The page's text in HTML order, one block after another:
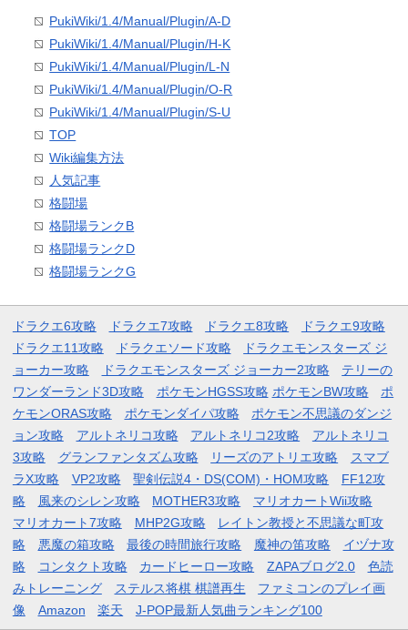
PukiWiki/1.4/Manual/Plugin/A-D
PukiWiki/1.4/Manual/Plugin/H-K
PukiWiki/1.4/Manual/Plugin/L-N
PukiWiki/1.4/Manual/Plugin/O-R
PukiWiki/1.4/Manual/Plugin/S-U
TOP
Wiki編集方法
人気記事
格闘場
格闘場ランクB
格闘場ランクD
格闘場ランクG
ドラクエ6攻略 ドラクエ7攻略 ドラクエ8攻略
ドラクエ9攻略
ドラクエ11攻略
ドラクエソード攻略
ドラクエモンスターズ ジ
ョーカー攻略
ドラクエモンスターズ ジョーカー2攻略
テリーの
ワンダーランド3D攻略
ポケモンHGSS攻略 ポケモンBW攻略
ポ
ケモンORAS攻略
ポケモンダイパ攻略
ポケモン不思議のダンジ
ョン攻略
アルトネリコ攻略 アルトネリコ2攻略
アルトネリコ
3攻略
グランファンタズム攻略 リーズのアトリエ攻略
スマブ
ラX攻略
VP2攻略 聖剣伝説4・DS(COM)・HOM攻略
FF12攻
略
風来のシレン攻略 MOTHER3攻略
マリオカートWii攻略
マリオカート7攻略
MHP2G攻略
レイトン教授と不思議な町攻
略
悪魔の箱攻略 最後の時間旅行攻略 魔神の笛攻略
イヅナ攻
略
コンタクト攻略 カードヒーロー攻略 ZAPAブログ2.0
色読
みトレーニング
ステルス将棋 棋譜再生
ファミコンのプレイ画
像
Amazon 楽天 J-POP最新人気曲ランキング100